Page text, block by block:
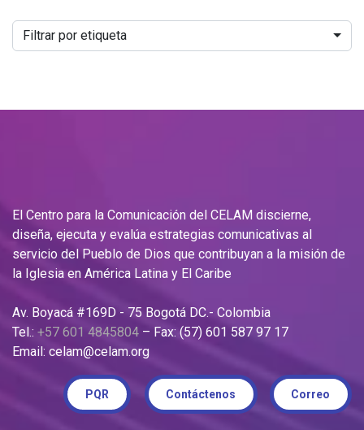
Filtrar por etiqueta
El Centro para la Comunicación del CELAM discierne,
diseña, ejecuta y evalúa estrategias comunicativas al
servicio del Pueblo de Dios que contribuyan a la misión de
la Iglesia en América Latina y El Caribe
Av. Boyacá #169D - 75 Bogotá DC.- Colombia
Tel.: +57 601 4845804 – Fax: (57) 601 587 97 17
Email: celam@celam.org
PQR Contáctenos Correo